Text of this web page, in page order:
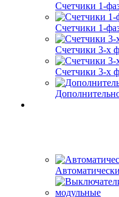
Счетчики 1-
Счетчики 1-
Счетчики 3-х
Счетчики 3-х